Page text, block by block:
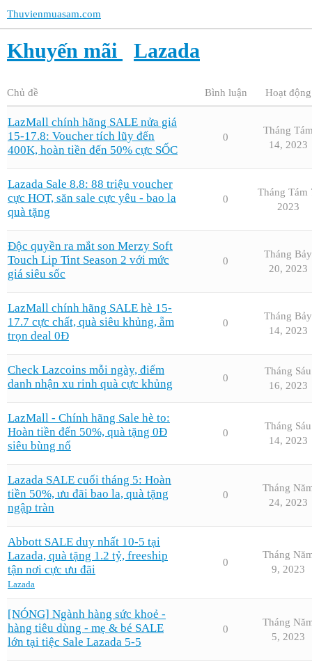
Thuvienmuasam.com
Khuyến mãi Lazada
Chủ đề Bình luận Hoạt động
LazMall chính hãng SALE nửa giá
15-17.8: Voucher tích lũy đến
400K, hoàn tiền đến 50% cực SỐC
0
Tháng
14, 2023
Lazada Sale 8.8: 88 triệu voucher
cực HOT, săn sale cực yêu - bao la
quà tặng
0
Tháng Tám
2023
Độc quyền ra mắt son Merzy Soft
Touch Lip Tint Season 2 với mức
giá siêu sốc
0
Tháng Bảy
20, 2023
LazMall chính hãng SALE hè 15-
17.7 cực chất, quà siêu khủng, ẵm
trọn deal 0Đ
0
Tháng Bảy
14, 2023
Check Lazcoins mỗi ngày, điểm
danh nhận xu rinh quà cực khủng
0
Tháng Sáu
16, 2023
LazMall - Chính hãng Sale hè to:
Hoàn tiền đến 50%, quà tặng 0Đ
siêu bùng nổ
0
Tháng Sáu
14, 2023
Lazada SALE cuối tháng 5: Hoàn
tiền 50%, ưu đãi bao la, quà tặng
ngập tràn
0
Tháng
24, 2023
Abbott SALE duy nhất 10-5 tại
Lazada, quà tặng 1.2 tỷ, freeship
tận nơi cực ưu đãi
Lazada
0
Tháng
9, 2023
[NÓNG] Ngành hàng sức khoẻ -
hàng tiêu dùng - mẹ & bé SALE
lớn tại tiệc Sale Lazada 5-5
0
Tháng
5, 2023